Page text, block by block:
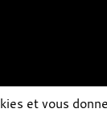
et vous